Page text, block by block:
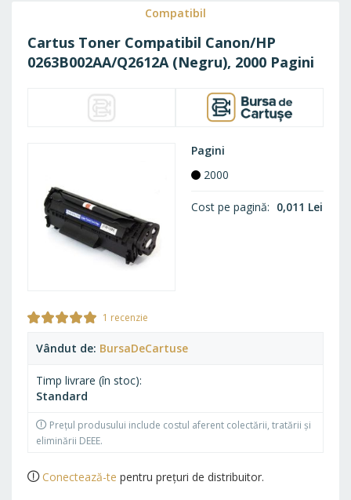
Compatibil
Cartus Toner Compatibil Canon/HP
0263B002AA/Q2612A (Negru), 2000 Pagini
Rating:
1 recenzie
Vândut de BursaDeCartuse
Timp livrare (în stoc)
Standard
Prețul produsului include costul aferent colectării, tratării și
eliminării DEEE.
Pagini
2000
Cost pe pagină 0,011 Lei
Conectează-te pentru prețuri de distribuitor.